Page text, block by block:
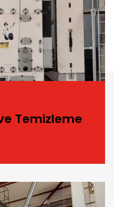
Temizleme